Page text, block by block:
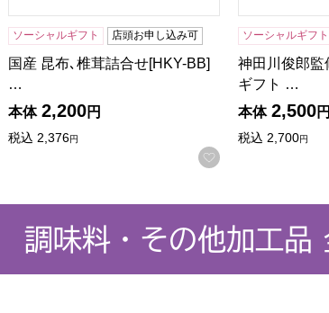
に入りに登録する
ソーシャルギフト 店頭お申し込み可
国産 昆布､椎茸詰合せ[HKY-BB]
…
本体 2,200円
税込 2,376円
お気に入りに登録
ソーシャルギフト
神田川俊郎監
ギフト …
本体 2,500円
税込 2,700円
調味料・その他加工品